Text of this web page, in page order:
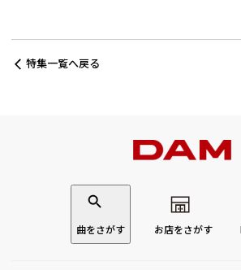
特集一覧へ戻る
曲をさがす お店をさがす